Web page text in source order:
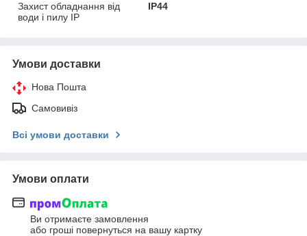
Захист обладнання від
води і пилу IP
IP44
Умови доставки
Нова Пошта
Самовивіз
Всі умови доставки
Умови оплати
Ви отримаєте замовлення
або гроші повернуться на вашу картку